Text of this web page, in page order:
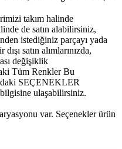
takım halinde
de satın alabilirsiniz,
istediğiniz parçayı yada
satın alımlarınızda,
değişiklik
Tüm Renkler Bu
SEÇENEKLER
ulaşabilirsiniz.
var. Seçenekler ürün